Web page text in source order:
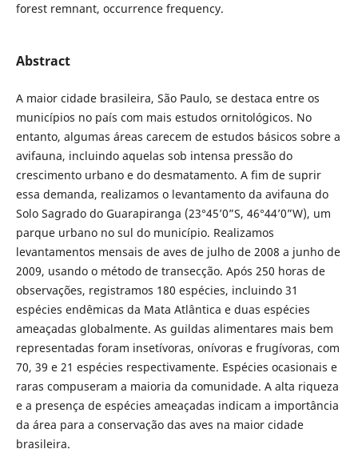
forest remnant, occurrence frequency.
Abstract
A maior cidade brasileira, São Paulo, se destaca entre os
municípios no país com mais estudos ornitológicos. No
entanto, algumas áreas carecem de estudos básicos sobre a
avifauna, incluindo aquelas sob intensa pressão do
crescimento urbano e do desmatamento. A fim de suprir
essa demanda, realizamos o levantamento da avifauna do
Solo Sagrado do Guarapiranga (23°45’0”S, 46°44’0”W), um
parque urbano no sul do município. Realizamos
levantamentos mensais de aves de julho de 2008 a junho de
2009, usando o método de transecção. Após 250 horas de
observações, registramos 180 espécies, incluindo 31
espécies endêmicas da Mata Atlântica e duas espécies
ameaçadas globalmente. As guildas alimentares mais bem
representadas foram insetívoras, onívoras e frugívoras, com
70, 39 e 21 espécies respectivamente. Espécies ocasionais e
raras compuseram a maioria da comunidade. A alta riqueza
e a presença de espécies ameaçadas indicam a importância
da área para a conservação das aves na maior cidade
brasileira.